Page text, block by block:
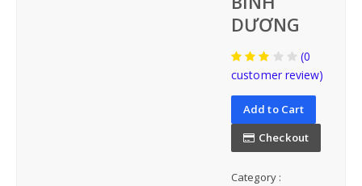
DƯƠNG
(0
customer review)
Add to Cart
Checkout
Category :